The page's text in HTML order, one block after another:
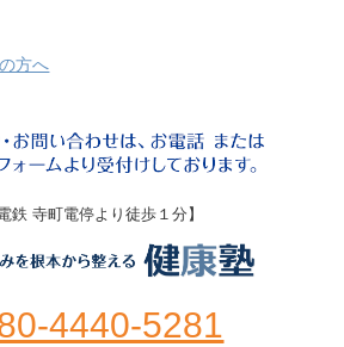
方へ
鉄 寺町電停より徒歩１分】
4440-5281